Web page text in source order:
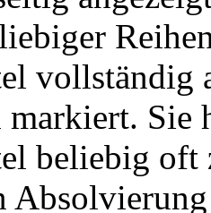
vollständig
markiert.
beliebig